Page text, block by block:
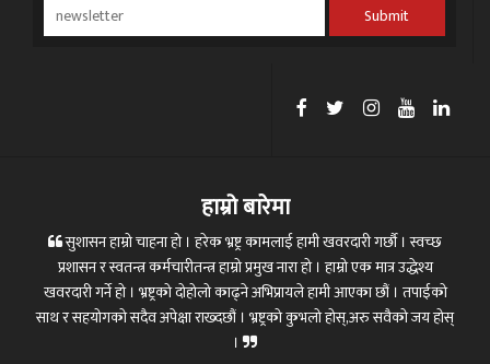
Submit
हाम्रो बारेमा
सुशासन हाम्रो चाहना हो । हरेक भ्रष्ट्र कामलाई हामी खवरदारी गर्छौ । स्वच्छ
प्रशासन र स्वतन्त्र कर्मचारीतन्त्र हाम्रो प्रमुख नारा हो । हाम्रो एक मात्र उद्धेश्य
खवरदारी गर्ने हो । भ्रष्ट्रको दोहोलो काढ्ने अभिप्रायले हामी आएका छौं । तपाईको
साथ र सहयोगको सदैव अपेक्षा राख्दछौं । भ्रष्ट्रको कुभलो होस्,अरु सवैको जय होस्
।